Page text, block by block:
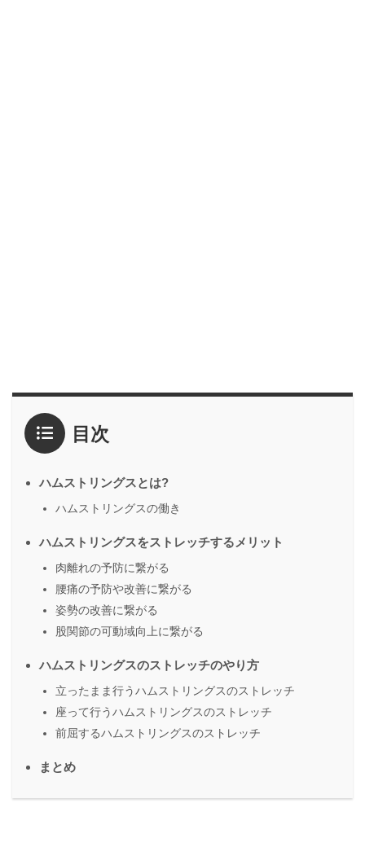
目次
ハムストリングスとは?
ハムストリングスの働き
ハムストリングスをストレッチするメリット
肉離れの予防に繋がる
腰痛の予防や改善に繋がる
姿勢の改善に繋がる
股関節の可動域向上に繋がる
ハムストリングスのストレッチのやり方
立ったまま行うハムストリングスのストレッチ
座って行うハムストリングスのストレッチ
前屈するハムストリングスのストレッチ
まとめ